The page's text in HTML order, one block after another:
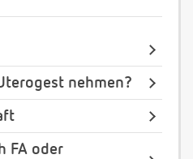
nehmen?
FA oder